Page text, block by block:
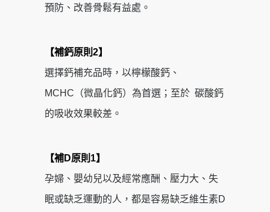
預防、改善骨鬆有益處。
【補鈣原則2】
選擇鈣補充品時，以檸檬酸鈣、
MCHC（微晶化鈣）為首選；至於 碳酸鈣
的吸收效果較差。
【補D原則1】
孕婦、嬰幼兒以及經常應酬、壓力大、失
眠或缺乏運動的人，都是容易缺乏維生素D